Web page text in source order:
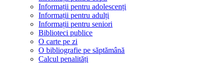
Informații pentru adolescenți
Informații pentru adulți
Informații pentru seniori
Biblioteci publice
O carte pe zi
O bibliografie pe săptămână
Calcul penalități